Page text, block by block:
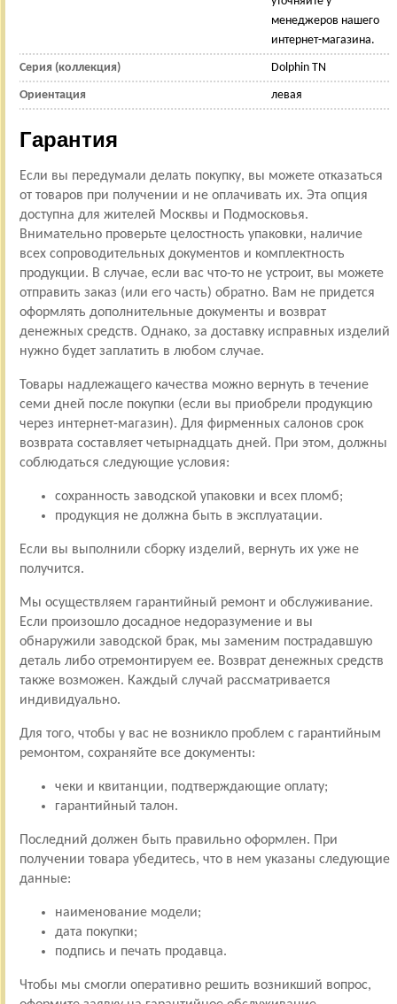
менеджеров нашего
интернет-магазина.
Серия (коллекция) Dolphin TN
Ориентация левая
Гарантия
Если вы передумали делать покупку, вы можете отказаться
от товаров при получении и не оплачивать их. Эта опция
доступна для жителей Москвы и Подмосковья.
Внимательно проверьте целостность упаковки, наличие
всех сопроводительных документов и комплектность
продукции. В случае, если вас что-то не устроит, вы можете
отправить заказ (или его часть) обратно. Вам не придется
оформлять дополнительные документы и возврат
денежных средств. Однако, за доставку исправных изделий
нужно будет заплатить в любом случае.
Товары надлежащего качества можно вернуть в течение
семи дней после покупки (если вы приобрели продукцию
через интернет-магазин). Для фирменных салонов срок
возврата составляет четырнадцать дней. При этом, должны
соблюдаться следующие условия:
сохранность заводской упаковки и всех пломб;
продукция не должна быть в эксплуатации.
Если вы выполнили сборку изделий, вернуть их уже не
получится.
Мы осуществляем гарантийный ремонт и обслуживание.
Если произошло досадное недоразумение и вы
обнаружили заводской брак, мы заменим пострадавшую
деталь либо отремонтируем ее. Возврат денежных средств
также возможен. Каждый случай рассматривается
индивидуально.
Для того, чтобы у вас не возникло проблем с гарантийным
ремонтом, сохраняйте все документы:
чеки и квитанции, подтверждающие оплату;
гарантийный талон.
Последний должен быть правильно оформлен. При
получении товара убедитесь, что в нем указаны следующие
данные:
наименование модели;
дата покупки;
подпись и печать продавца.
Чтобы мы смогли оперативно решить возникший вопрос,